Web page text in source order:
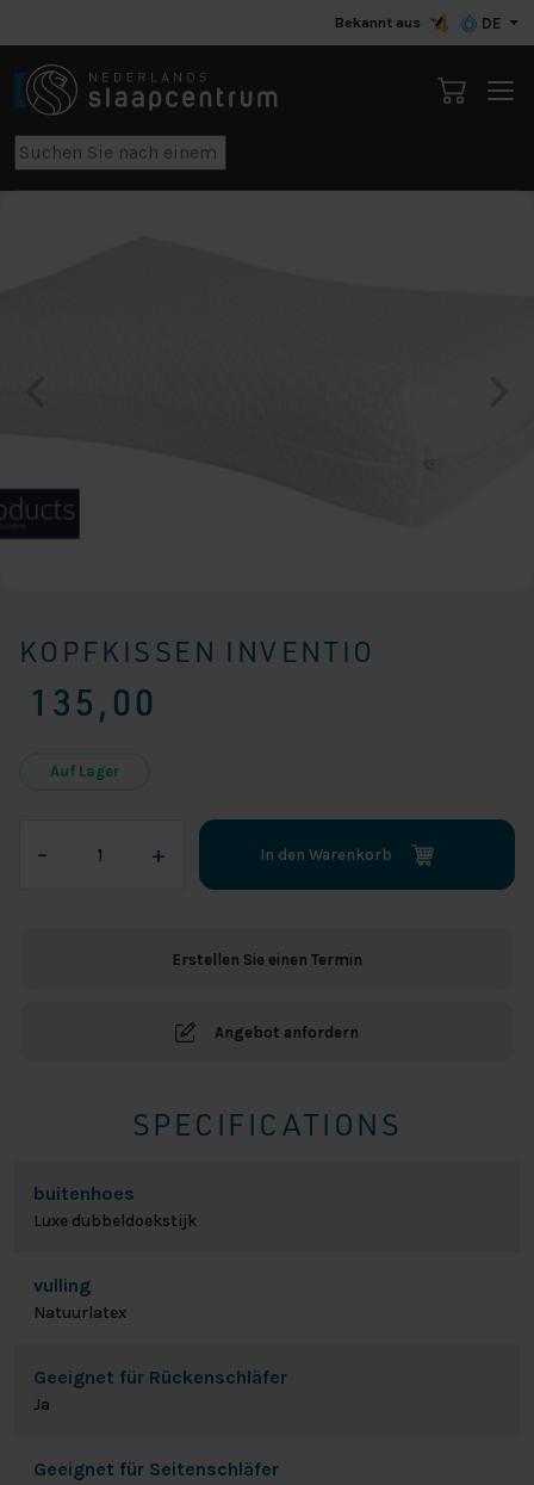
Bekannt aus DE
KOPFKISSEN INVENTIO
135,00
Auf Lager
–
Inventio
+ In den Warenkorb
Erstellen Sie einen Termin
Angebot anfordern
SPECIFICATIONS
buitenhoes
Luxe dubbeldoekstijk
vulling
Natuurlatex
Geeignet für Rückenschläfer
Ja
Geeignet für Seitenschläfer